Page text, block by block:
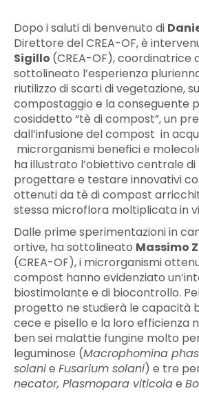
Dopo i saluti di benvenuto di
Direttore del CREA-OF, è
Sigillo (CREA-OF), coordinatrice
sottolineato l’esperienza
riutilizzo di scarti di vegetazione,
compostaggio e la conseguente
cosiddetto “tè di compost”, un
dall’infusione del compost in
microrganismi benefici e
ha illustrato l’obiettivo centrale di
progettare e testare innovativi
ottenuti da tè di compost
stessa microflora moltiplicata in
Dalle prime sperimentazioni in
ortive, ha sottolineato Massimo
(CREA-OF), i microrganismi
compost hanno evidenziato
biostimolante e di biocontrollo.
progetto ne studierà le capacità
cece e pisello e la loro efficienza
ben sei malattie fungine molto
leguminose (Macrophomina
solanie Fusarium solani) e tre
necator, Plasmopara viticolae